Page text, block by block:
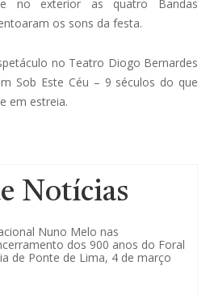
no exterior as quatro Bandas
os sons da festa.
no Teatro Diogo Bernardes
Sob Este Céu – 9 séculos do que
em estreia.
Notícias
Nuno Melo nas
dos 900 anos do Foral
de Ponte de Lima, 4 de março